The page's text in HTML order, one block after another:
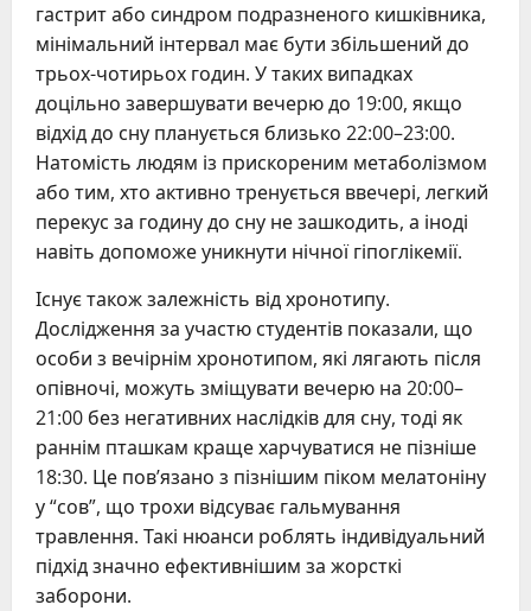
гастрит або синдром подразненого кишківника,
мінімальний інтервал має бути збільшений до
трьох-чотирьох годин. У таких випадках
доцільно завершувати вечерю до 19:00, якщо
відхід до сну планується близько 22:00–23:00.
Натомість людям із прискореним метаболізмом
або тим, хто активно тренується ввечері, легкий
перекус за годину до сну не зашкодить, а іноді
навіть допоможе уникнути нічної гіпоглікемії.
Існує також залежність від хронотипу.
Дослідження за участю студентів показали, що
особи з вечірнім хронотипом, які лягають після
опівночі, можуть зміщувати вечерю на 20:00–
21:00 без негативних наслідків для сну, тоді як
раннім пташкам краще харчуватися не пізніше
18:30. Це пов’язано з пізнішим піком мелатоніну
у “сов”, що трохи відсуває гальмування
травлення. Такі нюанси роблять індивідуальний
підхід значно ефективнішим за жорсткі
заборони.